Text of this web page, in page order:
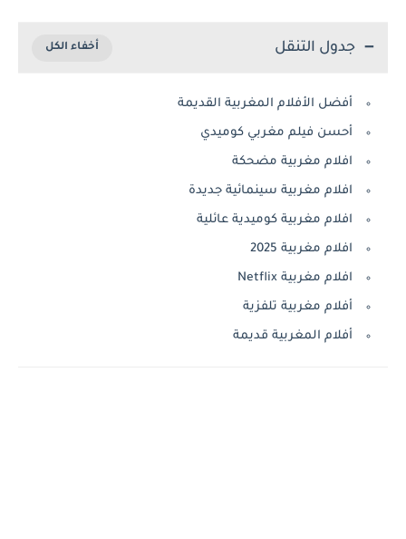
جدول التنقل
أفضل الأفلام المغربية القديمة
أحسن فيلم مغربي كوميدي
افلام مغربية مضحكة
افلام مغربية سينمائية جديدة
افلام مغربية كوميدية عائلية
افلام مغربية 2025
افلام مغربية Netflix
أفلام مغربية تلفزية
أفلام المغربية قديمة